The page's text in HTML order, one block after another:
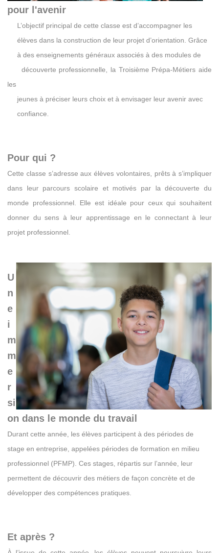
pour l'avenir
L’objectif principal de cette classe est d’accompagner les
élèves dans la construction de leur projet d’orientation. Grâce
à des enseignements généraux associés à des modules de
découverte professionnelle, la Troisième Prépa-Métiers aide
les
jeunes à préciser leurs choix et à envisager leur avenir avec
confiance.
Pour qui ?
Cette classe s’adresse aux élèves volontaires, prêts à s’impliquer
dans leur parcours scolaire et motivés par la découverte du
monde professionnel. Elle est idéale pour ceux qui souhaitent
donner du sens à leur apprentissage en le connectant à leur
projet professionnel.
U
n
e
i
m
m
e
r
si
on dans le monde du travail
Durant cette année, les élèves participent à des périodes de
stage en entreprise, appelées périodes de formation en milieu
professionnel (PFMP). Ces stages, répartis sur l’année, leur
permettent de découvrir des métiers de façon concrète et de
développer des compétences pratiques.
Et après ?